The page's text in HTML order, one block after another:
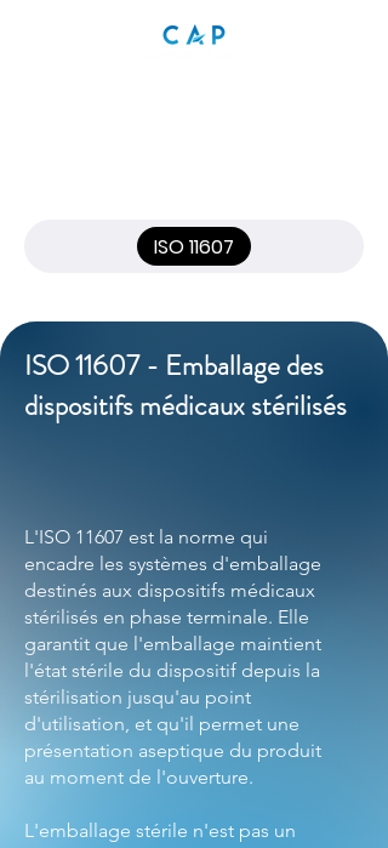
ISO 11607
ISO 11607 - Emballage des
dispositifs médicaux stérilisés
L'ISO 11607 est la norme qui
encadre les systèmes d'emballage
destinés aux dispositifs médicaux
stérilisés en phase terminale. Elle
garantit que l'emballage maintient
l'état stérile du dispositif depuis la
stérilisation jusqu'au point
d'utilisation, et qu'il permet une
présentation aseptique du produit
au moment de l'ouverture.
L'emballage stérile n'est pas un